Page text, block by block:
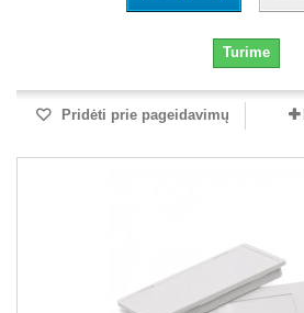
Turime
Pridėti prie pageidavimų